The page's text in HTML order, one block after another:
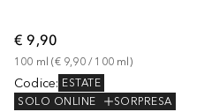
€ 9,90
100 ml (€ 9,90 / 100 ml)
Codice: ESTATE
SOLO ONLINE
SORPRESA